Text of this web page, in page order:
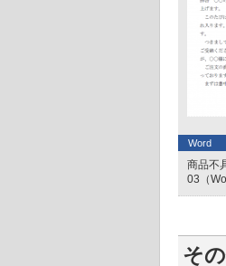
Word
商品不
03（
そ